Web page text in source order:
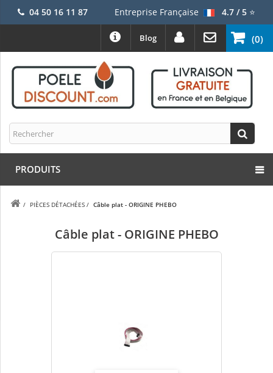
04 50 16 11 87 Entreprise Française 4.7 / 5⭐
(0)
Blog
PRODUITS
/ PIÈCES DÉTACHÉES / Câble plat - ORIGINE PHEBO
Câble plat - ORIGINE PHEBO